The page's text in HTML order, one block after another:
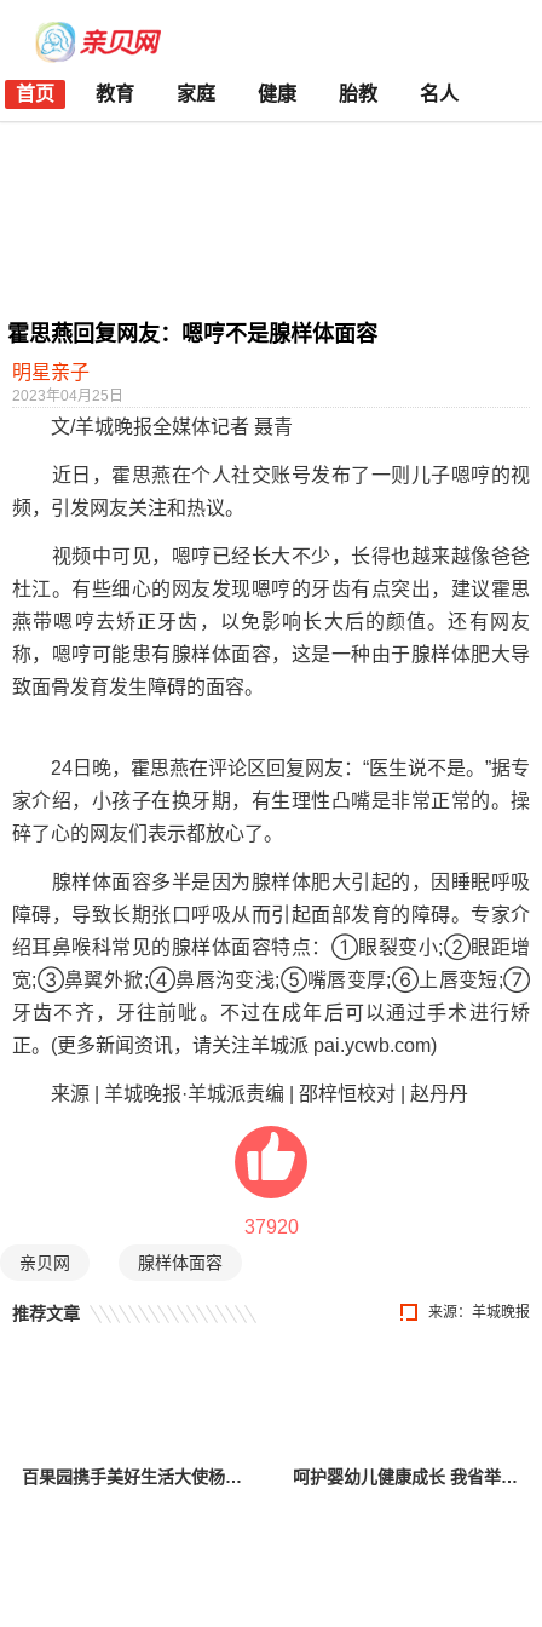
首页 教育 家庭 健康 胎教 名人
霍思燕回复网友：嗯哼不是腺样体面容
明星亲子
2023年04月25日
文/羊城晚报全媒体记者 聂青
近日，霍思燕在个人社交账号发布了一则儿子嗯哼的视
频，引发网友关注和热议。
视频中可见，嗯哼已经长大不少，长得也越来越像爸爸
杜江。有些细心的网友发现嗯哼的牙齿有点突出，建议霍思
燕带嗯哼去矫正牙齿，以免影响长大后的颜值。还有网友
称，嗯哼可能患有腺样体面容，这是一种由于腺样体肥大导
致面骨发育发生障碍的面容。
24日晚，霍思燕在评论区回复网友：“医生说不是。”据专
家介绍，小孩子在换牙期，有生理性凸嘴是非常正常的。操
碎了心的网友们表示都放心了。
腺样体面容多半是因为腺样体肥大引起的，因睡眠呼吸
障碍，导致长期张口呼吸从而引起面部发育的障碍。专家介
绍耳鼻喉科常见的腺样体面容特点：①眼裂变小;②眼距增
宽;③鼻翼外掀;④鼻唇沟变浅;⑤嘴唇变厚;⑥上唇变短;⑦
牙齿不齐，牙往前呲。不过在成年后可以通过手术进行矫
正。(更多新闻资讯，请关注羊城派 pai.ycwb.com)
来源 | 羊城晚报·羊城派责编 | 邵梓恒校对 | 赵丹丹
37920
亲贝网 腺样体面容
来源：羊城晚报
推荐文章
百果园携手美好生活大使杨幂，关爱中国儿童少年基金会困境儿童 呵护婴幼儿健康成长 我省举办托育服务宣传活动